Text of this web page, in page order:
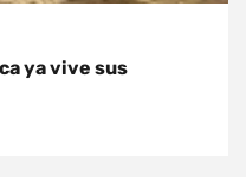
ya vive sus